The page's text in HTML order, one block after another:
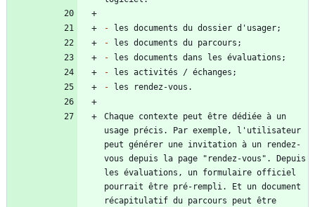
-
-
-
-
-
Chaque contexte peut être dédiée à un
usage précis. Par exemple, l'utilisateur
peut générer une invitation à un rendez-
vous depuis la page "rendez-vous". Depuis
les évaluations, un formulaire officiel
pourrait être pré-rempli. Et un document
récapitulatif du parcours peut être